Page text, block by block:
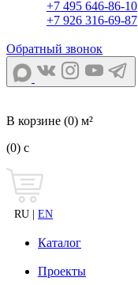
+7 495 646-86-10
+7 926 316-69-87
Обратный звонок
В корзине (0) м²
(0) c
RU | EN
Каталог
Проекты